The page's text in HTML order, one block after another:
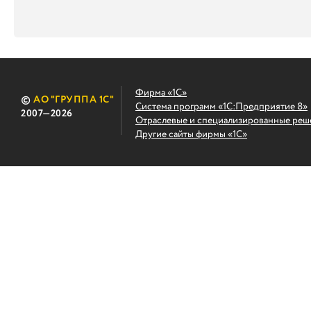
© АО "ГРУППА 1С"
2007—2026
Фирма «1С»
Система программ «1С:Предприятие 8»
Отраслевые и специализированные
Другие сайты фирмы «1С»